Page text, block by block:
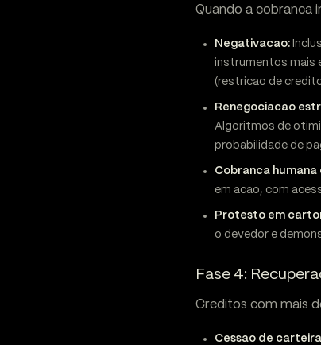
Quando a cobranca
Negativacao:
instrumentos mais
(restricao de
Renegociacao
Algoritmos de
probabilidade de
Cobranca humana
em acao, com
Protesto em
o devedor e
Fase 4:
Creditos com mais
Cessao de